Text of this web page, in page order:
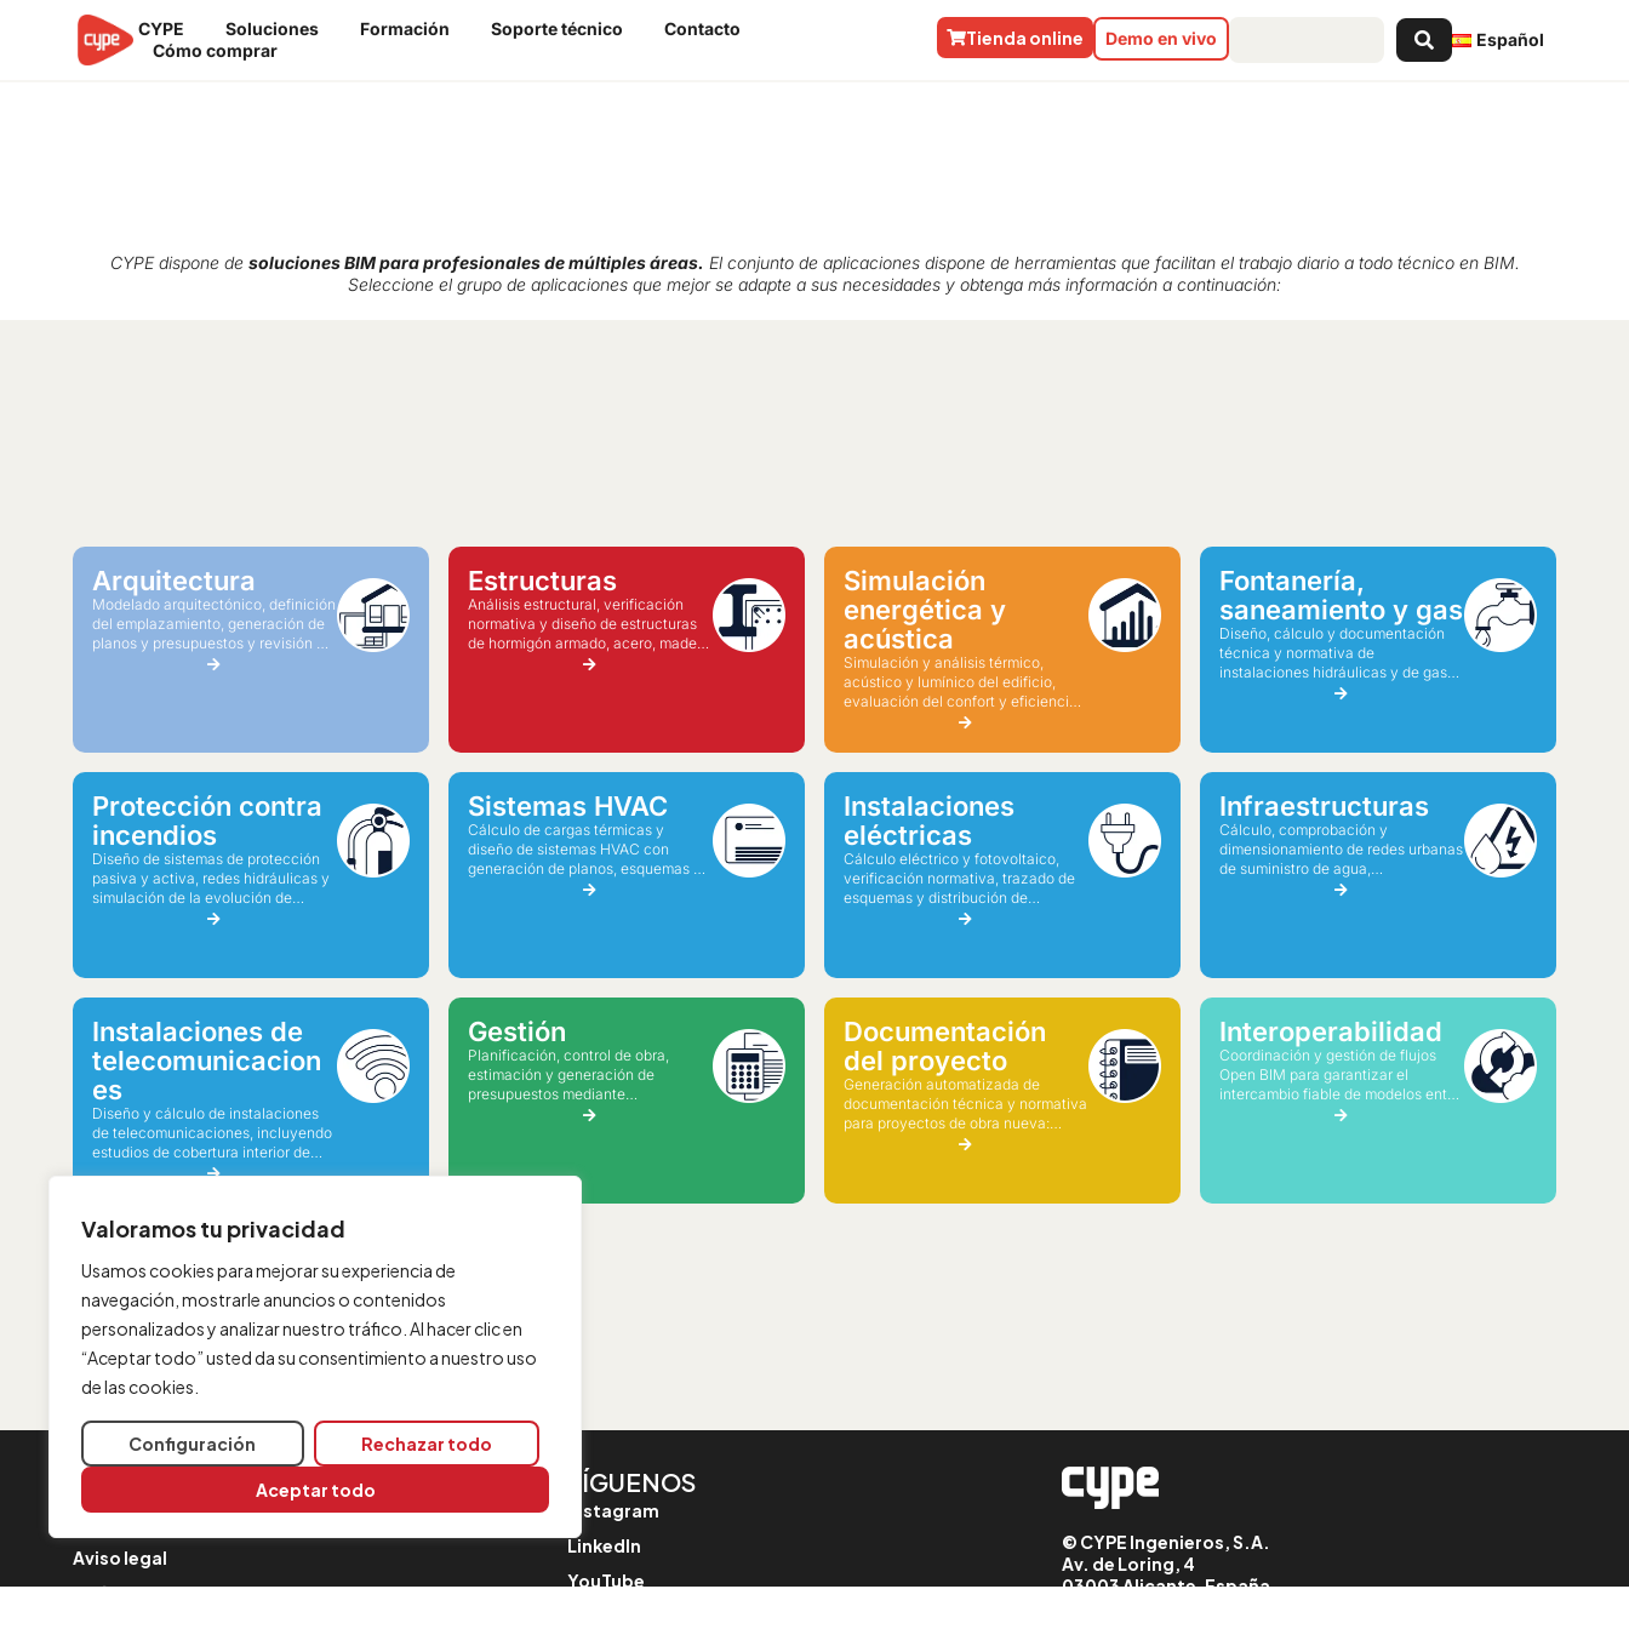
Valoramos tu privacidad
Usamos cookies para mejorar su experiencia de
navegación, mostrarle anuncios o contenidos
personalizados y analizar nuestro tráfico. Al hacer clic en
“Aceptar todo” usted da su consentimiento a nuestro uso
de las cookies.
Configuración Rechazar todo
Aceptar todo
contenido
CYPE Soluciones Formación Soporte técnico
Contacto
Cómo comprar
Español
Search
...
Demo en vivo
Tienda online
CYPE dispone de soluciones BIM para profesionales de múltiples áreas. El conjunto de aplicaciones dispone de herramientas que facilitan el trabajo diario a todo técnico en BIM.
Seleccione el grupo de aplicaciones que mejor se adapte a sus necesidades y obtenga más información a continuación:
Arquitectura
Modelado arquitectónico, definición
del emplazamiento, generación de
planos y presupuestos y revisión de
Estructuras
Análisis estructural, verificación
normativa y diseño de estructuras
de hormigón armado, acero, madera
Simulación
energética y
acústica
Simulación y análisis térmico,
acústico y lumínico del edificio,
evaluación del confort y eficiencia
Fontanería,
saneamiento y gas
Diseño, cálculo y documentación
técnica y normativa de
instalaciones hidráulicas y de gas
Protección contra
incendios
Diseño de sistemas de protección
pasiva y activa, redes hidráulicas y
simulación de la evolución de
Sistemas HVAC
Cálculo de cargas térmicas y
diseño de sistemas HVAC con
generación de planos, esquemas y
memoria de cálculo.
Instalaciones
eléctricas
Cálculo eléctrico y fotovoltaico,
verificación normativa, trazado de
esquemas y distribución de
circuitos y protecciones.
Infraestructuras
Cálculo, comprobación y
dimensionamiento de redes urbanas
de suministro de agua,
saneamiento, electricidad y gas.
Instalaciones de
telecomunicacion
es
Diseño y cálculo de instalaciones
de telecomunicaciones, incluyendo
estudios de cobertura interior de
redes Wi‑Fi.
Gestión
Planificación, control de obra,
estimación y generación de
presupuestos mediante
herramientas de gestión BIM.
Documentación
del proyecto
Generación automatizada de
documentación técnica y normativa
para proyectos de obra nueva:
memorias, planos e informes.
Interoperabilidad
Coordinación y gestión de flujos
Open BIM para garantizar el
intercambio fiable de modelos entre
INFORMACIÓN
Aviso legal
Política de cookies
SÍGUENOS
Instagram
LinkedIn
YouTube
© CYPE Ingenieros, S.A.
Av. de Loring, 4
03003 Alicante, España